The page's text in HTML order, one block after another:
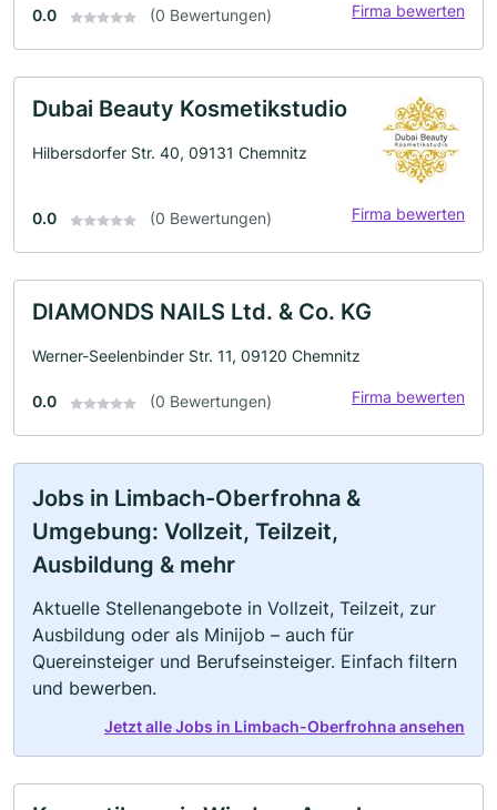
0.0 (0 Bewertungen) Firma bewerten
Dubai Beauty Kosmetikstudio
Hilbersdorfer Str. 40, 09131 Chemnitz
0.0 (0 Bewertungen) Firma bewerten
DIAMONDS NAILS Ltd. & Co. KG
Werner-Seelenbinder Str. 11, 09120 Chemnitz
0.0 (0 Bewertungen) Firma bewerten
Jobs in Limbach-Oberfrohna &
Umgebung: Vollzeit, Teilzeit,
Ausbildung & mehr
Aktuelle Stellenangebote in Vollzeit, Teilzeit, zur
Ausbildung oder als Minijob – auch für
Quereinsteiger und Berufseinsteiger. Einfach filtern
und bewerben.
Jetzt alle Jobs in Limbach-Oberfrohna ansehen